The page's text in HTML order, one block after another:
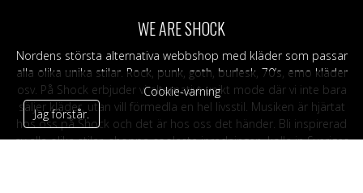
WE ARE SHOCK
Nordens största alternativa webbshop med kläder som passar
alla olika unika stilar. Rock, punk, goth, burlesk, 70’s, emo kläder
osv. På Shock erbjuder vi alternativt unikt mode där vi inte bara
säljer kläder, utan vill förmedla en hel livsstil. Musiken är hjärtat
hos oss på Shock och det är hos oss det händer. Bli inspirerad
av alla olika stilar, shoppa coolaste inredningen, kolla in Sveriges
Cookie-varning
Jag förstår.